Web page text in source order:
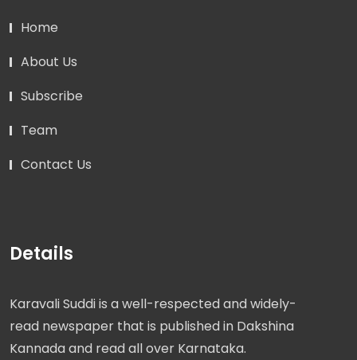
Home
About Us
Subscribe
Team
Contact Us
Details
Karavali Suddi is a well-respected and widely-
read newspaper that is published in Dakshina
Kannada and read all over Karnataka.